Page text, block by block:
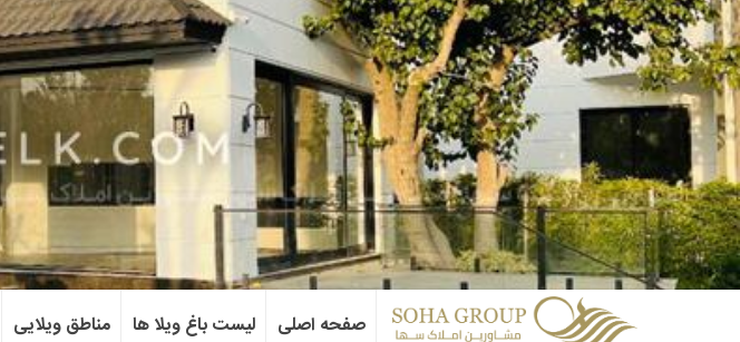
صفحه اصلی لیست باغ ویلا ها مناطق ویلایی